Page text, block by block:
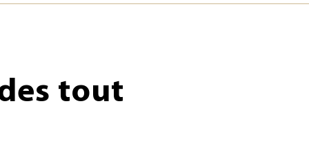
tout